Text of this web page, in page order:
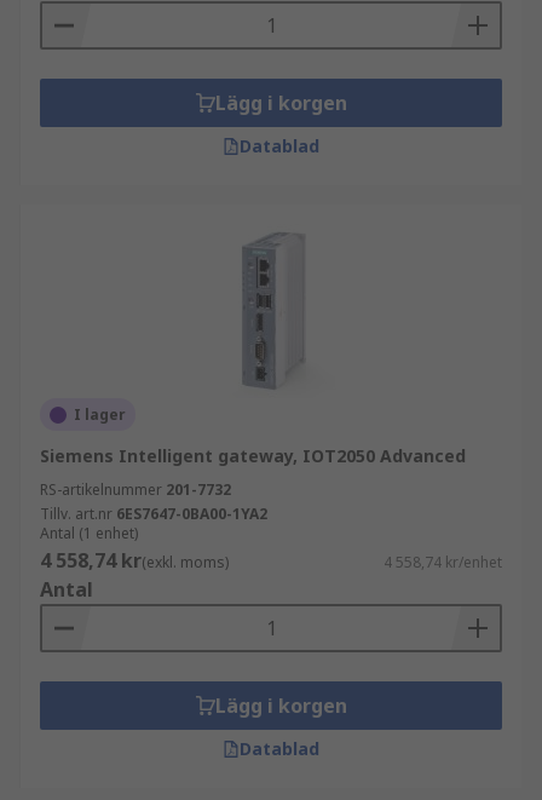
enheter
Inhämtning av intelligens
Funktioner och fördelar
De har några viktiga egenskaper, inklusive:
Lätta att installera och underhålla
Utforska det breda utbudet av IoT-gateways som
RS Components erbjuder och beställ idag för
leverans nästa dag.
Lägg i korgen
Datablad
I lager
Siemens Intelligent gateway, IOT2050 Advanced
RS-artikelnummer 201-7732
Tillv. art.nr 6ES7647-0BA00-1YA2
Antal (1 enhet)
4 558,74 kr(exkl. moms) 4 558,74 kr/enhet
Antal
Lägg i korgen
Datablad